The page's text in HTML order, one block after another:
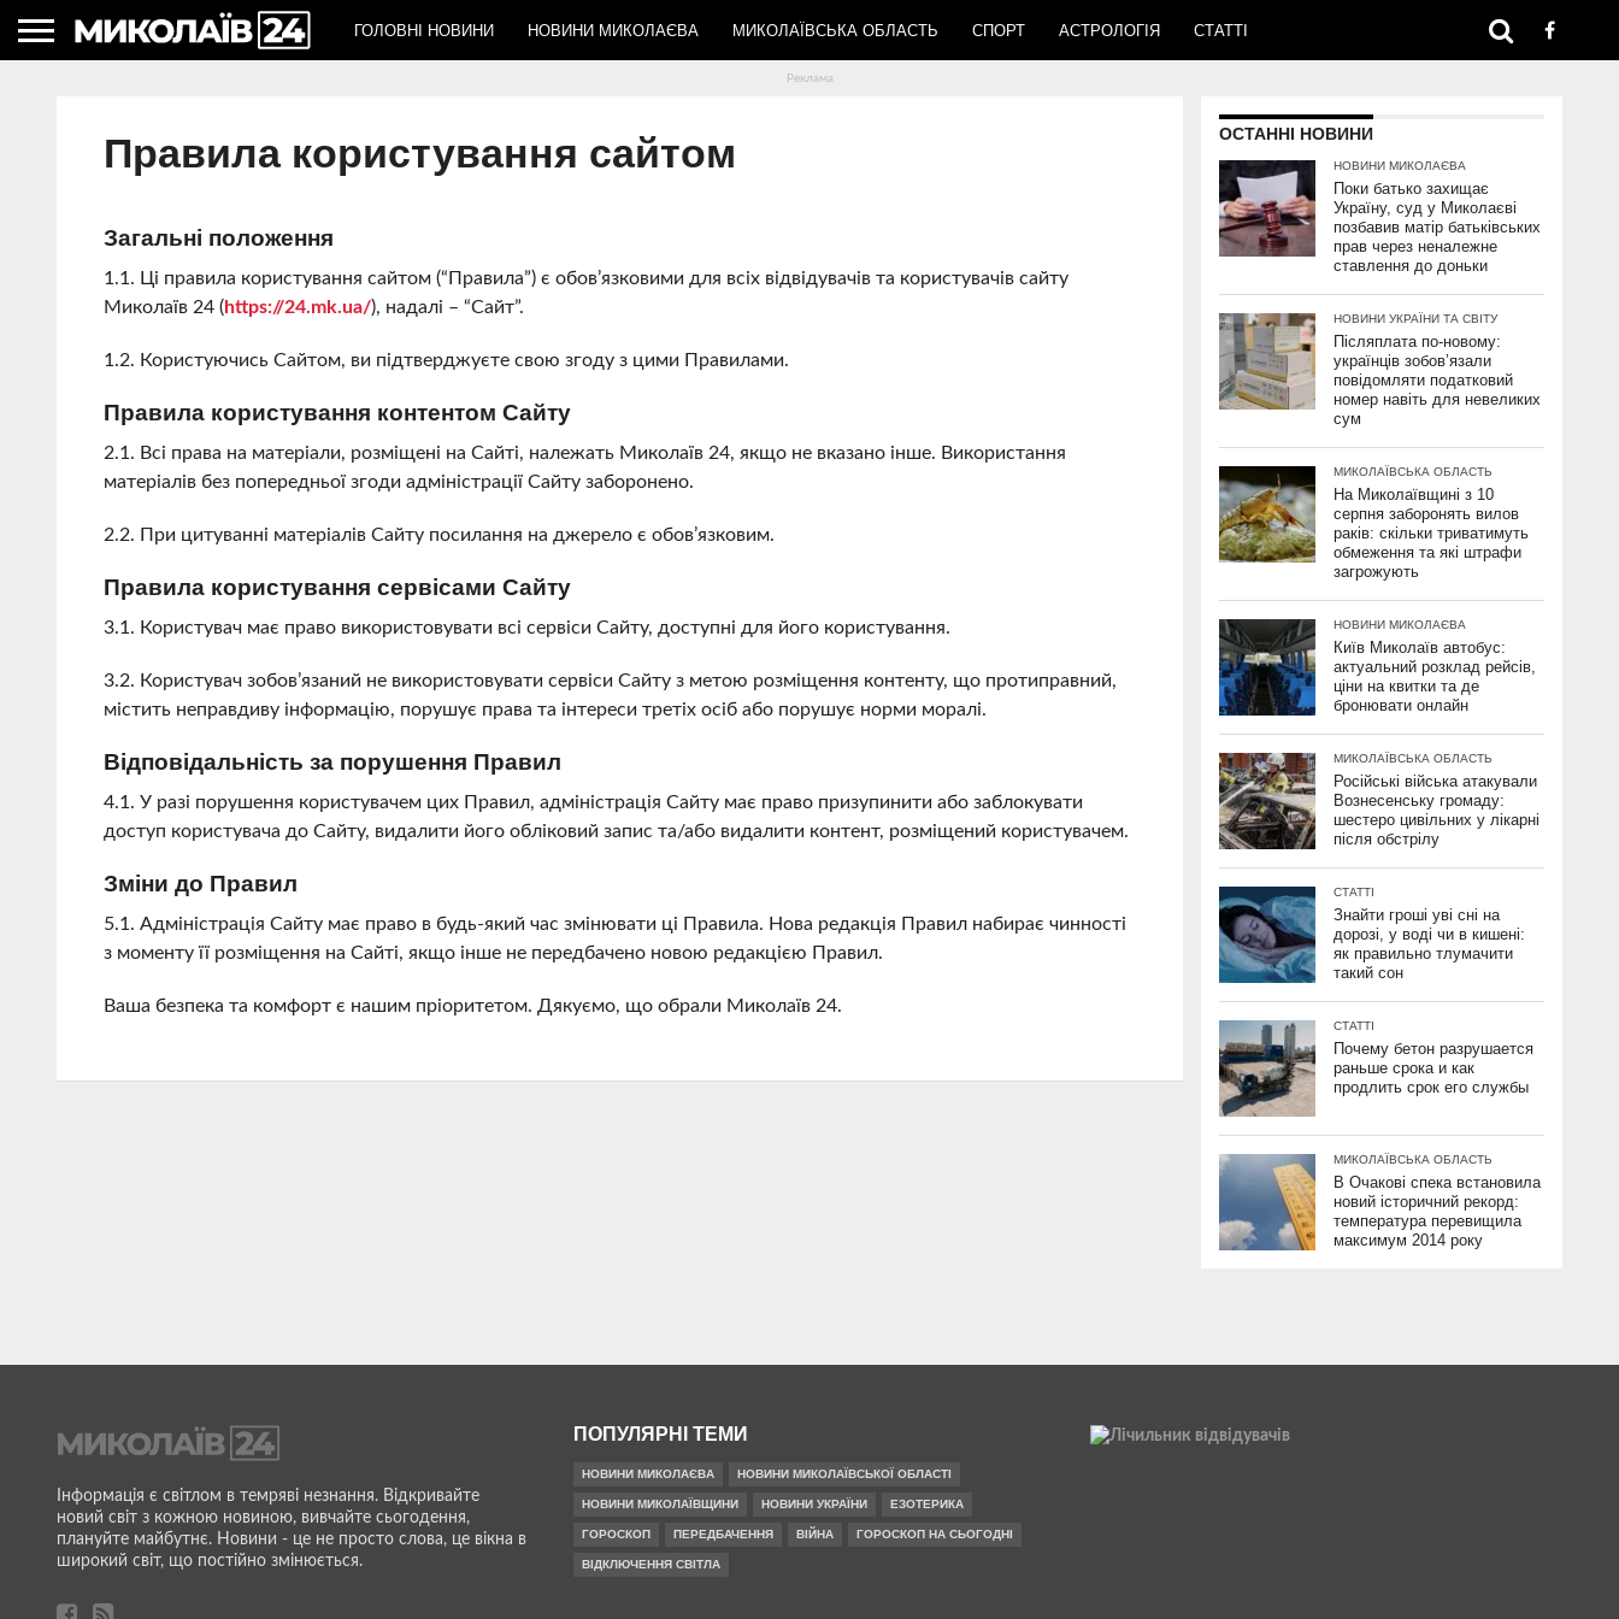
ГОЛОВНІ НОВИНИ НОВИНИ МИКОЛАЄВА МИКОЛАЇВСЬКА ОБЛАСТЬ СПОРТ АСТРОЛОГІЯ СТАТТІ
Правила користування сайтом
Загальні положення
1.1. Ці правила користування сайтом (“Правила”) є обов’язковими для всіх відвідувачів та користувачів сайту
Миколаїв 24 (https://24.mk.ua/), надалі – “Сайт”.
1.2. Користуючись Сайтом, ви підтверджуєте свою згоду з цими Правилами.
Правила користування контентом Сайту
2.1. Всі права на матеріали, розміщені на Сайті, належать Миколаїв 24, якщо не вказано інше. Використання
матеріалів без попередньої згоди адміністрації Сайту заборонено.
2.2. При цитуванні матеріалів Сайту посилання на джерело є обов’язковим.
Правила користування сервісами Сайту
3.1. Користувач має право використовувати всі сервіси Сайту, доступні для його користування.
3.2. Користувач зобов’язаний не використовувати сервіси Сайту з метою розміщення контенту, що протиправний,
містить неправдиву інформацію, порушує права та інтереси третіх осіб або порушує норми моралі.
Відповідальність за порушення Правил
4.1. У разі порушення користувачем цих Правил, адміністрація Сайту має право призупинити або заблокувати
доступ користувача до Сайту, видалити його обліковий запис та/або видалити контент, розміщений користувачем.
Зміни до Правил
5.1. Адміністрація Сайту має право в будь-який час змінювати ці Правила. Нова редакція Правил набирає чинності
з моменту її розміщення на Сайті, якщо інше не передбачено новою редакцією Правил.
Ваша безпека та комфорт є нашим пріоритетом. Дякуємо, що обрали Миколаїв 24.
ОСТАННІ НОВИНИ
НОВИНИ МИКОЛАЄВА
Поки батько захищає
Україну, суд у Миколаєві
позбавив матір батьківських
прав через неналежне
ставлення до доньки
НОВИНИ УКРАЇНИ ТА СВІТУ
Післяплата по-новому:
українців зобов’язали
повідомляти податковий
номер навіть для невеликих
сум
МИКОЛАЇВСЬКА ОБЛАСТЬ
На Миколаївщині з 10
серпня заборонять вилов
раків: скільки триватимуть
обмеження та які штрафи
загрожують
НОВИНИ МИКОЛАЄВА
Київ Миколаїв автобус:
актуальний розклад рейсів,
ціни на квитки та де
бронювати онлайн
МИКОЛАЇВСЬКА ОБЛАСТЬ
Російські війська атакували
Вознесенську громаду:
шестеро цивільних у лікарні
після обстрілу
СТАТТІ
Знайти гроші уві сні на
дорозі, у воді чи в кишені:
як правильно тлумачити
такий сон
СТАТТІ
Почему бетон разрушается
раньше срока и как
продлить срок его службы
МИКОЛАЇВСЬКА ОБЛАСТЬ
В Очакові спека встановила
новий історичний рекорд:
температура перевищила
максимум 2014 року
Інформація є світлом в темряві незнання. Відкривайте
новий світ з кожною новиною, вивчайте сьогодення,
плануйте майбутнє. Новини - це не просто слова, це вікна в
широкий світ, що постійно змінюється.
ПОПУЛЯРНІ ТЕМИ
НОВИНИ МИКОЛАЄВА НОВИНИ МИКОЛАЇВСЬКОЇ ОБЛАСТІ
НОВИНИ МИКОЛАЇВЩИНИ НОВИНИ УКРАЇНИ ЕЗОТЕРИКА
ГОРОСКОП ПЕРЕДБАЧЕННЯ ВІЙНА ГОРОСКОП НА СЬОГОДНІ
ВІДКЛЮЧЕННЯ СВІТЛА